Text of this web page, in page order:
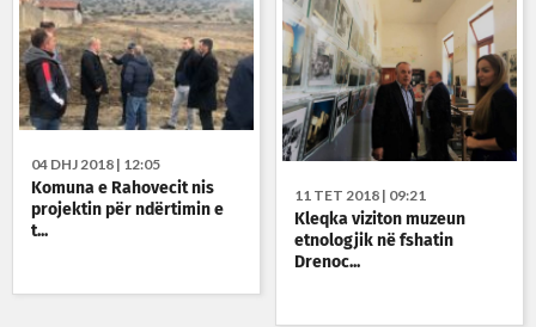
04 DHJ 2018 | 12:05
Komuna e Rahovecit nis
projektin për ndërtimin e
t...
11 TET 2018 | 09:21
Kleqka viziton muzeun
etnologjik në fshatin
Drenoc...